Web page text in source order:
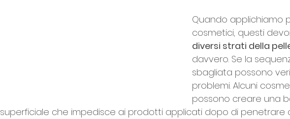
Quando applichiamo
cosmetici, questi
diversi strati della
davvero. Se la
sbagliata possono
problemi. Alcuni
possono creare una
superficiale che impedisce ai prodotti applicati dopo di penetrare